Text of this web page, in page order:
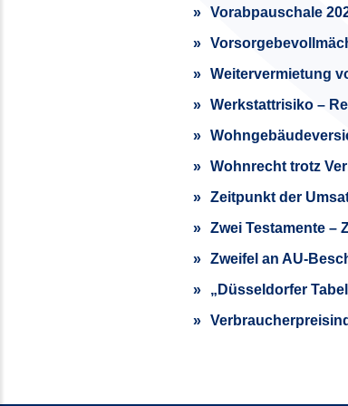
Vorabpauschale
Weitervermietung
Werkstattrisiko –
Wohnrecht trotz
Zeitpunkt der
Zwei Testamente –
Zweifel an AU-
„Düsseldorfer